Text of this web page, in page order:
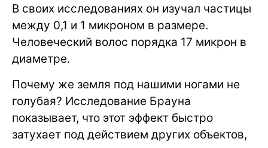
В своих исследованиях он изучал частицы
между 0,1 и 1 микроном в размере.
Человеческий волос порядка 17 микрон в
диаметре.
Почему же земля под нашими ногами не
голубая? Исследование Брауна
показывает, что этот эффект быстро
затухает под действием других объектов,